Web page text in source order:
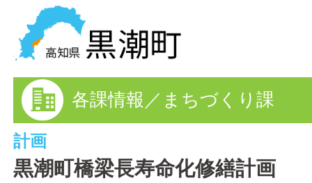
HOME
各課情報
黒潮町の情報を探す
各課情報／まちづくり課
計画
黒潮町橋梁長寿命化修繕計画